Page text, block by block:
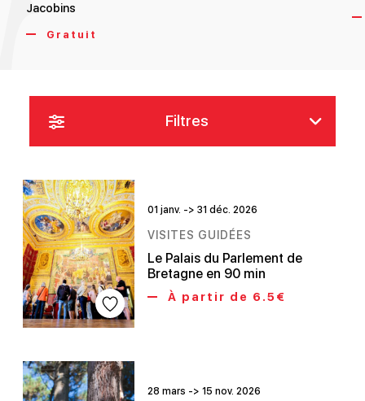
Jacobins
Gratuit
Filtres
01 janv. -> 31 déc. 2026
VISITES GUIDÉES
Le Palais du Parlement de
Bretagne en 90 min
À partir de 6.5€
28 mars -> 15 nov. 2026